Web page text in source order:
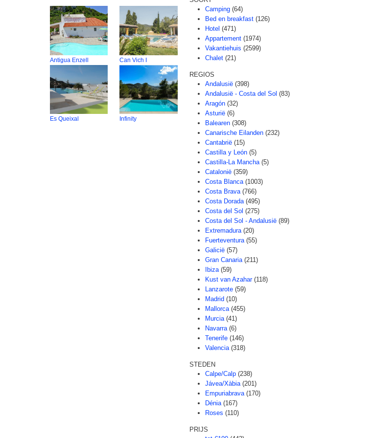
Antigua Enzell Can Vich I
Es Queixal Infinity
Camping (64)
Bed en breakfast (126)
Hotel (471)
Appartement (1974)
Vakantiehuis (2599)
Chalet (21)
REGIOS
Andalusië (398)
Andalusië - Costa del Sol (83)
Aragón (32)
Asturië (6)
Balearen (308)
Canarische Eilanden (232)
Cantabrië (15)
Castilla y León (5)
Castilla-La Mancha (5)
Catalonië (359)
Costa Blanca (1003)
Costa Brava (766)
Costa Dorada (495)
Costa del Sol (275)
Costa del Sol - Andalusië (89)
Extremadura (20)
Fuerteventura (55)
Galicië (57)
Gran Canaria (211)
Ibiza (59)
Kust van Azahar (118)
Lanzarote (59)
Madrid (10)
Mallorca (455)
Murcia (41)
Navarra (6)
Tenerife (146)
Valencia (318)
STEDEN
Calpe/Calp (238)
Jávea/Xàbia (201)
Empuriabrava (170)
Dénia (167)
Roses (110)
PRIJS